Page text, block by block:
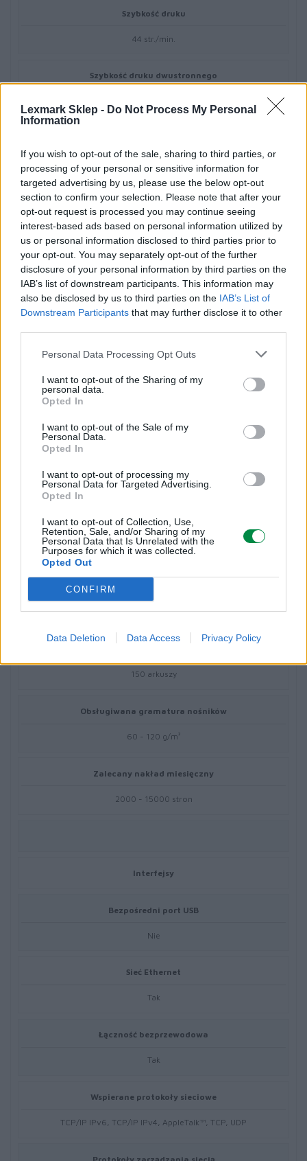
Lexmark Sklep - Do Not Process My Personal
Information
If you wish to opt-out of the sale, sharing to third parties, or
processing of your personal or sensitive information for
targeted advertising by us, please use the below opt-out
section to confirm your selection. Please note that after your
opt-out request is processed you may continue seeing
interest-based ads based on personal information utilized by
us or personal information disclosed to third parties prior to
your opt-out. You may separately opt-out of the further
disclosure of your personal information by third parties on the
IAB’s list of downstream participants. This information may
also be disclosed by us to third parties on the IAB’s List of
Downstream Participants that may further disclose it to other
Personal Data Processing Opt Outs
I want to opt-out of the Sharing of my
personal data.
Opted In
I want to opt-out of the Sale of my
Personal Data.
Opted In
I want to opt-out of processing my
Personal Data for Targeted Advertising.
Opted In
I want to opt-out of Collection, Use,
Retention, Sale, and/or Sharing of my
Personal Data that Is Unrelated with the
Purposes for which it was collected.
Opted Out
CONFIRM
Data Deletion Data Access Privacy Policy
Szybkość druku
44 str./min.
Szybkość druku dwustronnego
Rozdzielczość druku
1200 x 1200 dpi
Druk dwustronny
Tak
Obsługa papieru
Etykiety papierowe, karty, papier zwykły, folie, koperty
2
Maksymalna liczba podajników
5
Standardowa pojemność podajników
350 arkuszy
150 arkuszy
Obsługiwana gramatura nośników
60 - 120 g/m²
Zalecany nakład miesięczny
2000 - 15000 stron
Interfejsy
Bezpośredni port USB
Nie
Sieć Ethernet
Tak
Łączność bezprzewodowa
Tak
Wspierane protokoły sieciowe
TCP/IP IPv6, TCP/IP IPv4, AppleTalk™, TCP, UDP